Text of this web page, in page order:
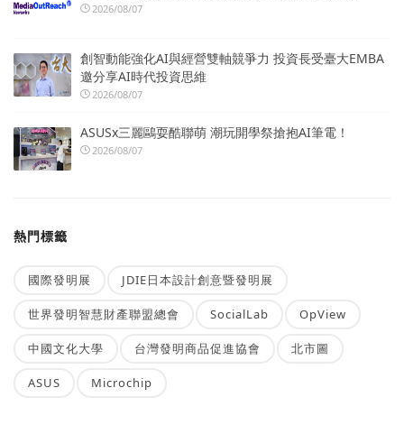
2026/08/07
創智動能強化AI與經營雙軸競爭力 投資長受臺大EMBA
邀分享AI時代投資思維
2026/08/07
ASUSx三麗鷗耍酷聯萌 潮玩開學祭搶抱AI筆電！
2026/08/07
熱門標籤
國際發明展 JDIE日本設計創意暨發明展
世界發明智慧財產聯盟總會 SocialLab OpView
中國文化大學 台灣發明商品促進協會 北市圖
ASUS Microchip